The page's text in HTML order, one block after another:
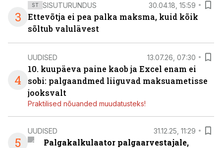
3
ST SISUTURUNDUS 30.04.18, 15:59
Ettevõtja ei pea palka maksma, kuid kõik
sõltub valulävest
4
UUDISED 13.07.26, 07:30
10. kuupäeva paine kaob ja Excel enam ei
sobi: palgaandmed liiguvad maksuametisse
jooksvalt
Praktilised nõuanded muudatusteks!
5
UUDISED 31.12.25, 11:29
Palgakalkulaator palgaarvestajale,